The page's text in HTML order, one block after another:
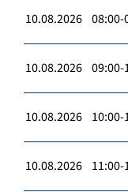
10.08.2026 08:00-
10.08.2026 09:00-
10.08.2026 10:00-
10.08.2026 11:00-